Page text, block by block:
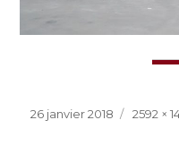
Publié
26 janvier 2018
Taille
2592 ×